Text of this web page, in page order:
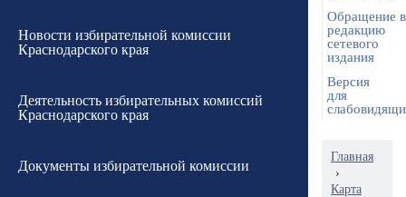
Новости избирательной комиссии
Краснодарского края
Деятельность избирательных комиссий
Краснодарского края
Документы избирательной комиссии
Обращение в
редакцию
сетевого
издания
Версия
для
Главная
›
Карта